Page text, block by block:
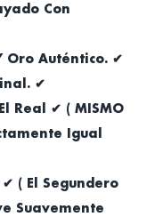
Con
Oro Auténtico. ✔
✔
Real ✔ ( MISMO
Igual
( El Segundero
Suavemente